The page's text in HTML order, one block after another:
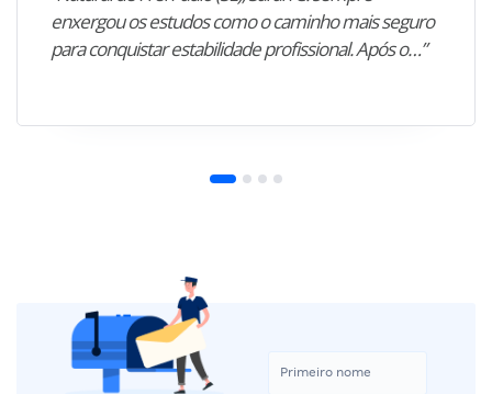
enxergou os estudos como o caminho mais seguro
para conquistar estabilidade profissional. Após o…”